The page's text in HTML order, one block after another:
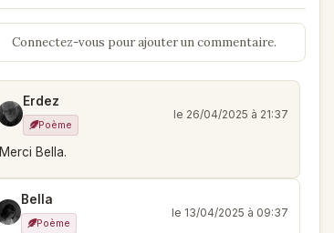
Connectez-vous pour ajouter un commentaire.
Erdez
Poème
le 26/04/2025 à 21:37
Merci Bella.
Bella
Poème
le 13/04/2025 à 09:37